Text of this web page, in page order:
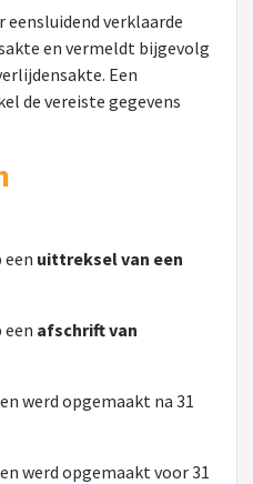
eensluidend verklaarde
en vermeldt bijgevolg
Een
de vereiste gegevens
een uittreksel van een
een afschrift van
werd opgemaakt na 31
werd opgemaakt voor 31